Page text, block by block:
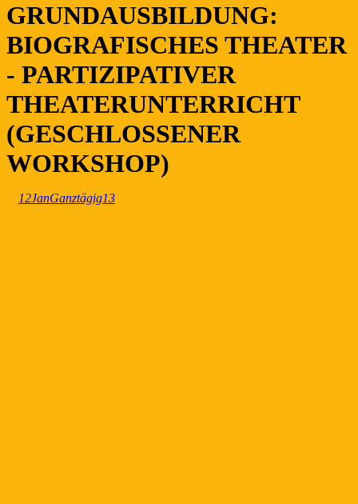
GRUNDAUSBILDUNG:
BIOGRAFISCHES THEATER
- PARTIZIPATIVER
THEATERUNTERRICHT
(GESCHLOSSENER
WORKSHOP)
12JanGanztägig13